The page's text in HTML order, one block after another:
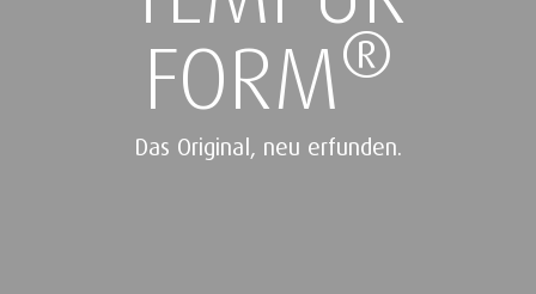
FORM®
Das Original, neu erfunden.